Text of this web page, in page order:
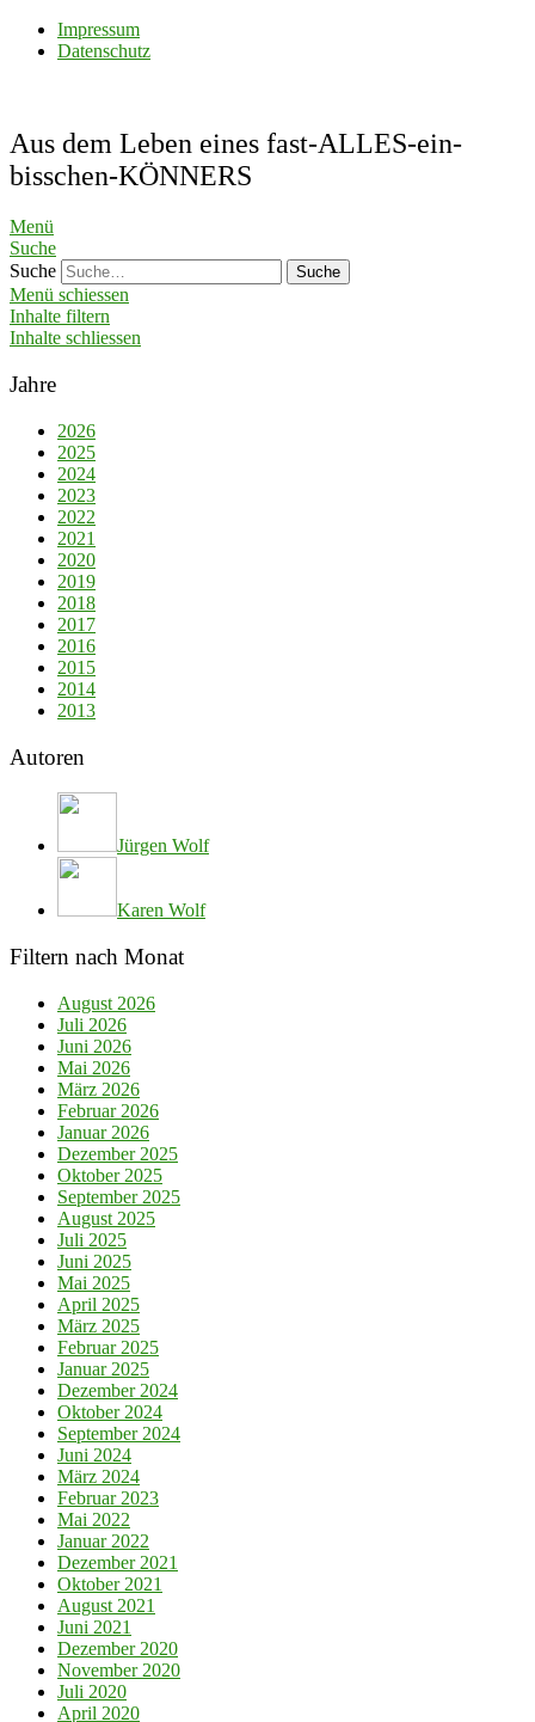
Impressum
Datenschutz
Aus dem Leben eines fast-ALLES-ein-
bisschen-KÖNNERS
Menü
Suche
Suche
Menü schiessen
Inhalte filtern
Inhalte schliessen
Jahre
2026
2025
2024
2023
2022
2021
2020
2019
2018
2017
2016
2015
2014
2013
Autoren
Jürgen Wolf
Karen Wolf
Filtern nach Monat
August 2026
Juli 2026
Juni 2026
Mai 2026
März 2026
Februar 2026
Januar 2026
Dezember 2025
Oktober 2025
September 2025
August 2025
Juli 2025
Juni 2025
Mai 2025
April 2025
März 2025
Februar 2025
Januar 2025
Dezember 2024
Oktober 2024
September 2024
Juni 2024
März 2024
Februar 2023
Mai 2022
Januar 2022
Dezember 2021
Oktober 2021
August 2021
Juni 2021
Dezember 2020
November 2020
Juli 2020
April 2020